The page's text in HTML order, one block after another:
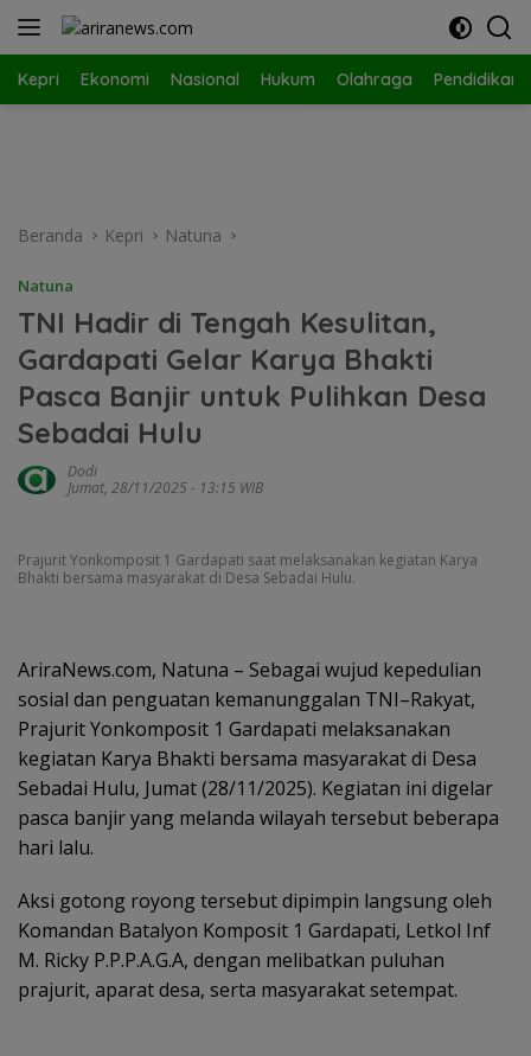
Langsung
Kepri Ekonomi Nasional Hukum Olahraga Pendidikan
Beranda Kepri Natuna
Natuna
TNI Hadir di Tengah Kesulitan,
Gardapati Gelar Karya Bhakti
Pasca Banjir untuk Pulihkan Desa
Sebadai Hulu
Dodi
Jumat, 28/11/2025 - 13:15 WIB
Prajurit Yonkomposit 1 Gardapati saat melaksanakan kegiatan Karya
Bhakti bersama masyarakat di Desa Sebadai Hulu.
AriraNews.com, Natuna – Sebagai wujud kepedulian
sosial dan penguatan kemanunggalan TNI–Rakyat,
Prajurit Yonkomposit 1 Gardapati melaksanakan
kegiatan Karya Bhakti bersama masyarakat di Desa
Sebadai Hulu, Jumat (28/11/2025). Kegiatan ini digelar
pasca banjir yang melanda wilayah tersebut beberapa
hari lalu.
Aksi gotong royong tersebut dipimpin langsung oleh
Komandan Batalyon Komposit 1 Gardapati, Letkol Inf
M. Ricky P.P.P.A.G.A, dengan melibatkan puluhan
prajurit, aparat desa, serta masyarakat setempat.